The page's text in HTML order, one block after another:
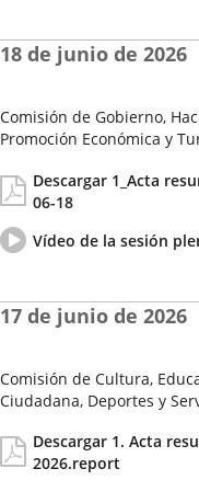
Comisión de Gobierno,
Promoción Económica y
de
la
Sesión
18 de junio de 2026
Descargar 1_Acta
06-18
Vídeo
del
Vídeo de la sesión
Comisión de Cultura,
Ciudadana, Deportes y
de
la
17 de junio de 2026
Descargar 1. Acta
2026.report